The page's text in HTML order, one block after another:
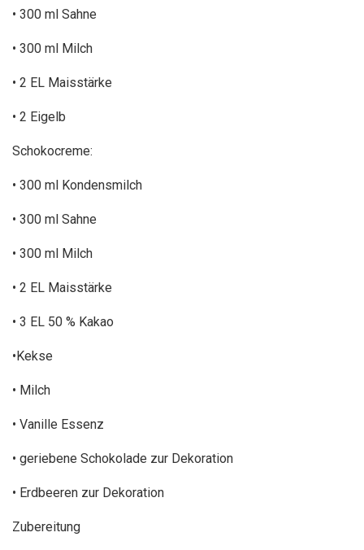
• 300 ml Sahne
• 300 ml Milch
• 2 EL Maisstärke
• 2 Eigelb
Schokocreme:
• 300 ml Kondensmilch
• 300 ml Sahne
• 300 ml Milch
• 2 EL Maisstärke
• 3 EL 50 % Kakao
•Kekse
• Milch
• Vanille Essenz
• geriebene Schokolade zur Dekoration
• Erdbeeren zur Dekoration
Zubereitung